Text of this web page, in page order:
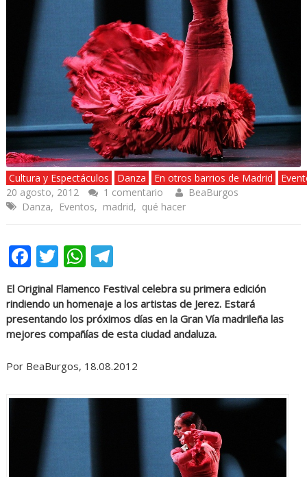
Cultura y Espectáculos Danza En otros barrios de Madrid
20 agosto, 2012
1 comentario
BeaBurgos
Danza, Eventos, madrid, qué hacer
Facebook
Twitter
WhatsApp
Telegram
El Original Flamenco Festival celebra su primera edición
rindiendo un homenaje a los artistas de Jerez. Estará
presentando los próximos días en la Gran Vía madrileña las
mejores compañías de esta ciudad andaluza.
Por BeaBurgos, 18.08.2012